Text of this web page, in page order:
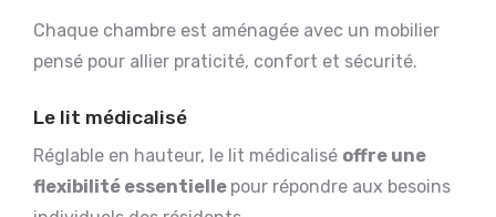
Chaque chambre est aménagée avec un mobilier
pensé pour allier praticité, confort et sécurité.
Le lit médicalisé
Réglable en hauteur, le lit médicalisé offre une
flexibilité essentielle pour répondre aux besoins